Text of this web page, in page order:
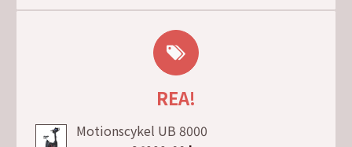
REA!
Motionscykel UB 8000